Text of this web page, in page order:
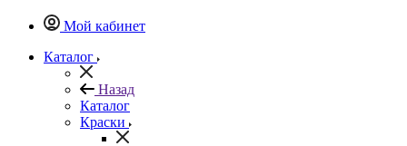
Мой кабинет
Каталог
Назад
Каталог
Краски